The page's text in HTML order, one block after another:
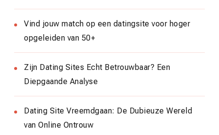
Vind jouw match op een datingsite voor hoger
opgeleiden van 50+
Zijn Dating Sites Echt Betrouwbaar? Een
Diepgaande Analyse
Dating Site Vreemdgaan: De Dubieuze Wereld
van Online Ontrouw